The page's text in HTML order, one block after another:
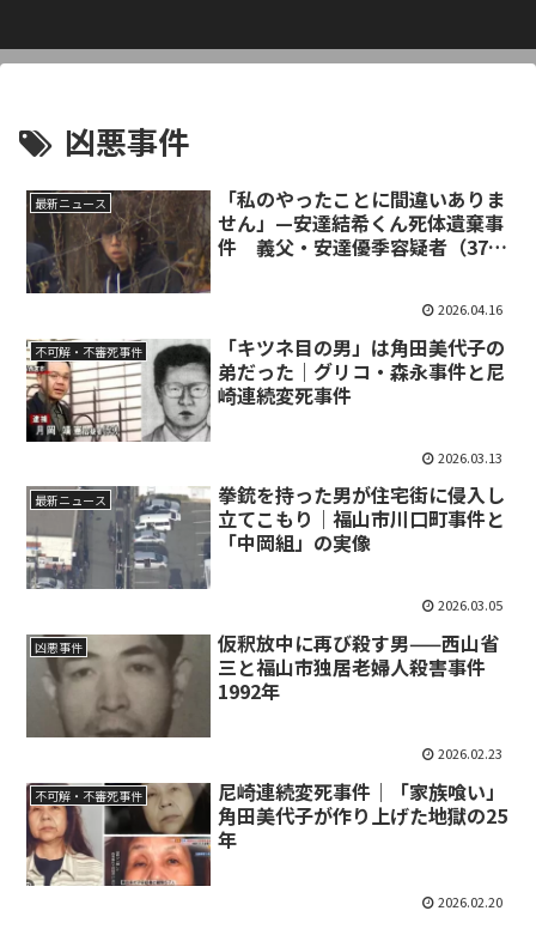
凶悪事件
最新ニュース
「私のやったことに間違いありま
せん」—安達結希くん死体遺棄事
件 義父・安達優季容疑者（37）
2026.04.16
不可解・不審死事件
「キツネ目の男」は角田美代子の
弟だった｜グリコ・森永事件と尼
崎連続変死事件
2026.03.13
最新ニュース
拳銃を持った男が住宅街に侵入し
立てこもり｜福山市川口町事件と
「中岡組」の実像
2026.03.05
凶悪事件
仮釈放中に再び殺す男——西山省
三と福山市独居老婦人殺害事件
1992年
2026.02.23
不可解・不審死事件
尼崎連続変死事件｜「家族喰い」
角田美代子が作り上げた地獄の25
年
2026.02.20